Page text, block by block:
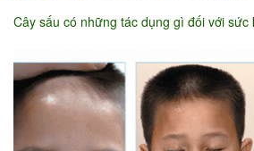
Cây sấu có những tác dụng gì đối với sức